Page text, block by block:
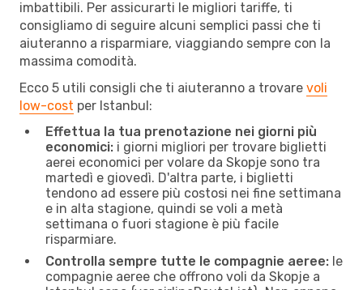
imbattibili. Per assicurarti le migliori tariffe, ti
consigliamo di seguire alcuni semplici passi che ti
aiuteranno a risparmiare, viaggiando sempre con la
massima comodità.
Ecco 5 utili consigli che ti aiuteranno a trovare voli
low-cost per Istanbul:
Effettua la tua prenotazione nei giorni più
economici: i giorni migliori per trovare biglietti
aerei economici per volare da Skopje sono tra
martedì e giovedì. D'altra parte, i biglietti
tendono ad essere più costosi nei fine settimana
e in alta stagione, quindi se voli a metà
settimana o fuori stagione è più facile
risparmiare.
Controlla sempre tutte le compagnie aeree: le
compagnie aeree che offrono voli da Skopje a